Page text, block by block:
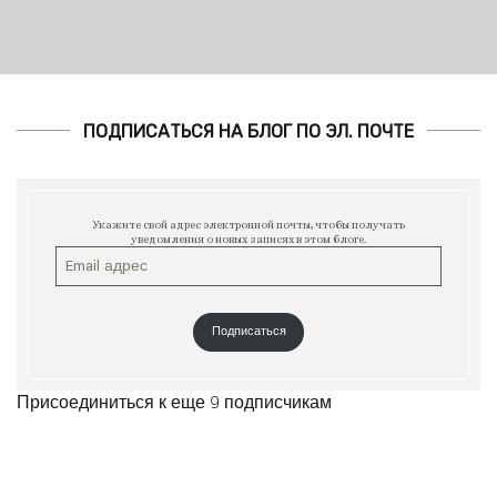
ПОДПИСАТЬСЯ НА БЛОГ ПО ЭЛ. ПОЧТЕ
Укажите свой адрес электронной почты, чтобы получать
уведомления о новых записях в этом блоге.
Подписаться
Присоединиться к еще 9 подписчикам